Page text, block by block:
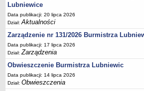
Majątek Gminy
Sprawozdania z wykonania budżetu -
Sprawozdania z wykonania budżetu -
Umorzenia, odroczenia, raty
Fundacje i Stowarzyszenia dofinansowane
Budżet obywatelski
Lubniewice
Data publikacji: 20 lipca 2026
Dział:Aktualności
Zarządzenie nr 131/2026 Burmistrza
Data publikacji: 17 lipca 2026
Dział:Zarządzenia
Obwieszczenie Burmistrza Lubniewic
Data publikacji: 14 lipca 2026
Dział:Obwieszczenia